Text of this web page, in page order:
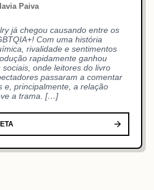
Paiva
já chegou causando entre os
Com uma história
rivalidade e sentimentos
rapidamente ganhou
onde leitores do livro
passaram a comentar
e, principalmente, a relação
a trama. […]